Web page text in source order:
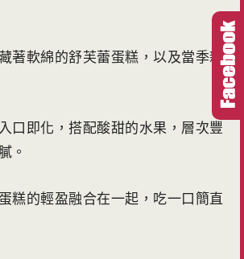
著軟綿的舒芙蕾蛋糕，以及當季新
口即化，搭配酸甜的水果，層次豐
。
糕的輕盈融合在一起，吃一口簡直